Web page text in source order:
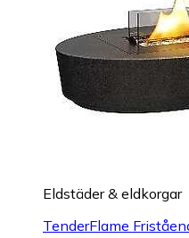
Eldstäder & eldkorgar
TenderFlame